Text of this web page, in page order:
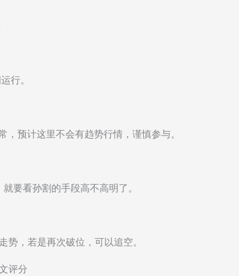
行。
预计这里不会有趋势行情，谨慎参与。
要看孙割的手段高不高明了。
，若是再次破位，可以追空。
评分